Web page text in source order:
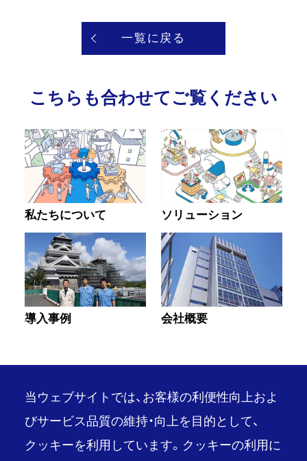
一覧に戻る
こちらも合わせてご覧ください
私たちについて ソリューション
導入事例 会社概要
当ウェブサイトでは、お客様の利便性向上およ
びサービス品質の維持・向上を目的として、
クッキーを利用しています。クッキーの利用に